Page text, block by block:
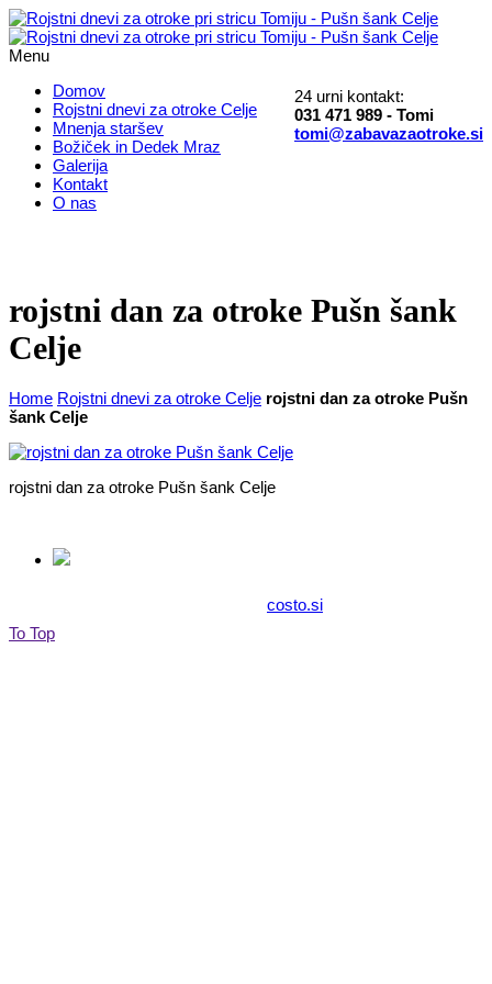
24 urni kontakt:
031 471 989 - Tomi
tomi@zabavazaotroke.si
Menu
Domov
Rojstni dnevi za otroke Celje
Mnenja staršev
Božiček in Dedek Mraz
Galerija
Kontakt
O nas
rojstni dan za otroke Pušn šank
Celje
Home Rojstni dnevi za otroke Celje rojstni dan za otroke Pušn
šank Celje
rojstni dan za otroke Pušn šank Celje
costo.si
To Top